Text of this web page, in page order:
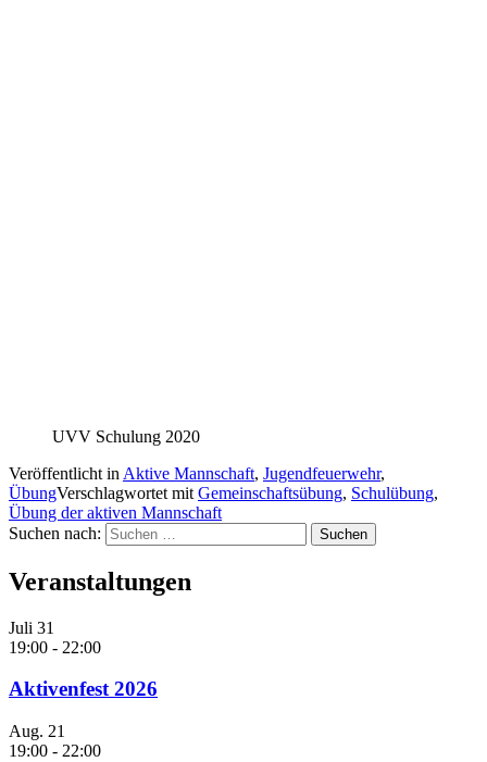
UVV Schulung 2020
Veröffentlicht in Aktive Mannschaft, Jugendfeuerwehr,
ÜbungVerschlagwortet mit Gemeinschaftsübung, Schulübung,
Übung der aktiven Mannschaft
Suchen nach:
Veranstaltungen
Juli 31
19:00 - 22:00
Aktivenfest 2026
Aug. 21
19:00 - 22:00